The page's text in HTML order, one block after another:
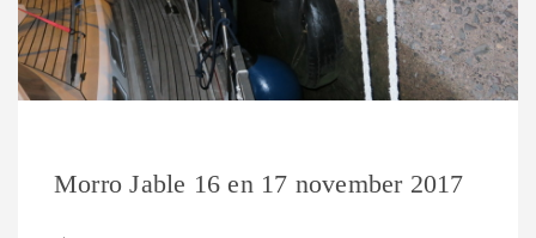
Morro Jable 16 en 17 november 2017